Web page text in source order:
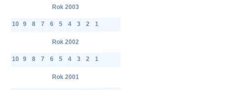
Rok 2003
10 9 8 7 6 5 4 3 2 1
Rok 2002
10 9 8 7 6 5 4 3 2 1
Rok 2001